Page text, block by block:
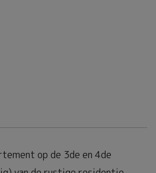
op de 3de en 4de